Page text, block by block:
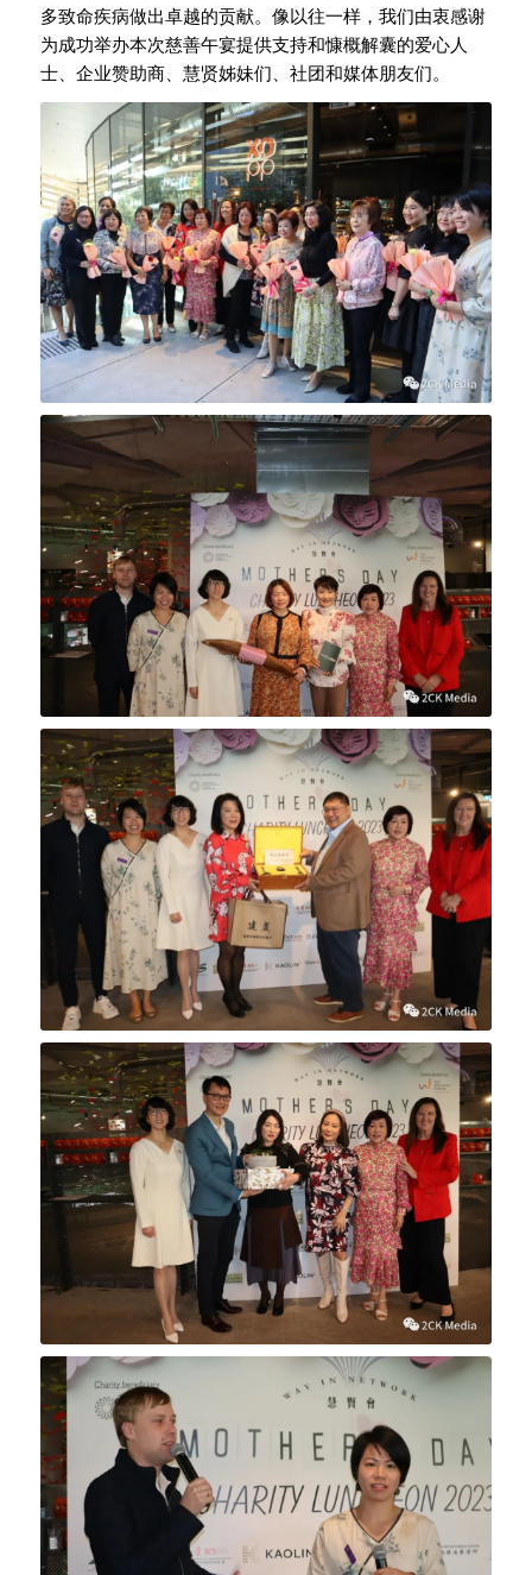
多致命疾病做出卓越的贡献。像以往一样，我们由衷感谢
为成功举办本次慈善午宴提供支持和慷概解囊的爱心人
士、企业赞助商、慧贤姊妹们、社团和媒体朋友们。